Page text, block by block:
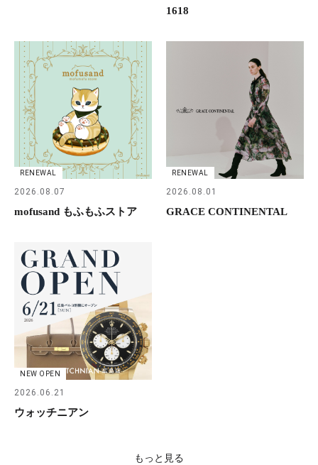
1618
RENEWAL
2026.08.07
mofusand もふもふストア
RENEWAL
2026.08.01
GRACE CONTINENTAL
NEW OPEN
2026.06.21
ウォッチニアン
もっと見る